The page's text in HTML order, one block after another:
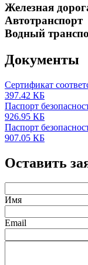
Железная
Автотранспорт
Водный
Документы
Сертификат
397.42 КБ
Паспорт
926.95 КБ
Паспорт
907.05 КБ
Оставить
Имя
Email